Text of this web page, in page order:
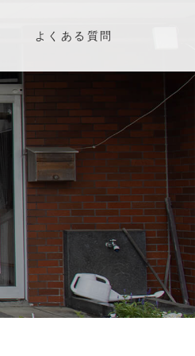
よくある質問